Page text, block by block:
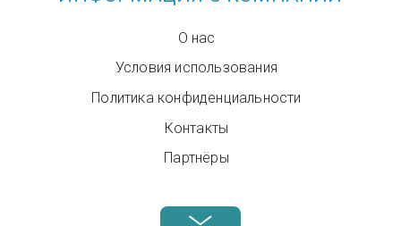
О нас
Условия использования
Политика конфиденциальности
Контакты
Партнёры